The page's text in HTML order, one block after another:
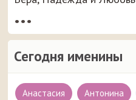
•••
Сегодня именины
Анастасия Антонина